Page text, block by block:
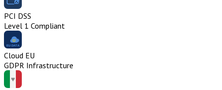
PCI DSS
Level 1 Compliant
Cloud EU
GDPR Infrastructure